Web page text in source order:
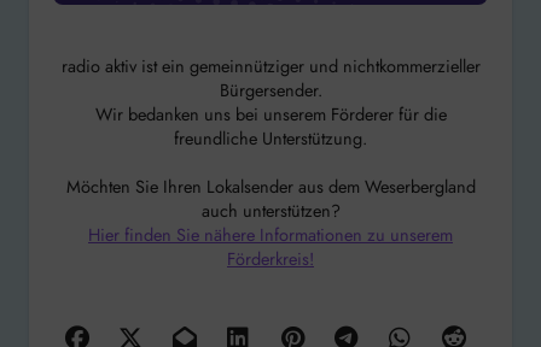
radio aktiv ist ein gemeinnütziger und nichtkommerzieller
Bürgersender.
Wir bedanken uns bei unserem Förderer für die
freundliche Unterstützung.
Möchten Sie Ihren Lokalsender aus dem Weserbergland
auch unterstützen?
Hier finden Sie nähere Informationen zu unserem
Förderkreis!